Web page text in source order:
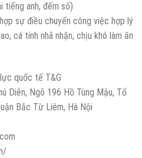
anh, đếm số)
sự điều chuyển công việc hợp lý
cá tính nhã nhặn, chịu khó làm ăn
quốc tế T&G
Diễn, Ngõ 196 Hồ Tùng Mậu, Tổ
Bắc Từ Liêm, Hà Nội